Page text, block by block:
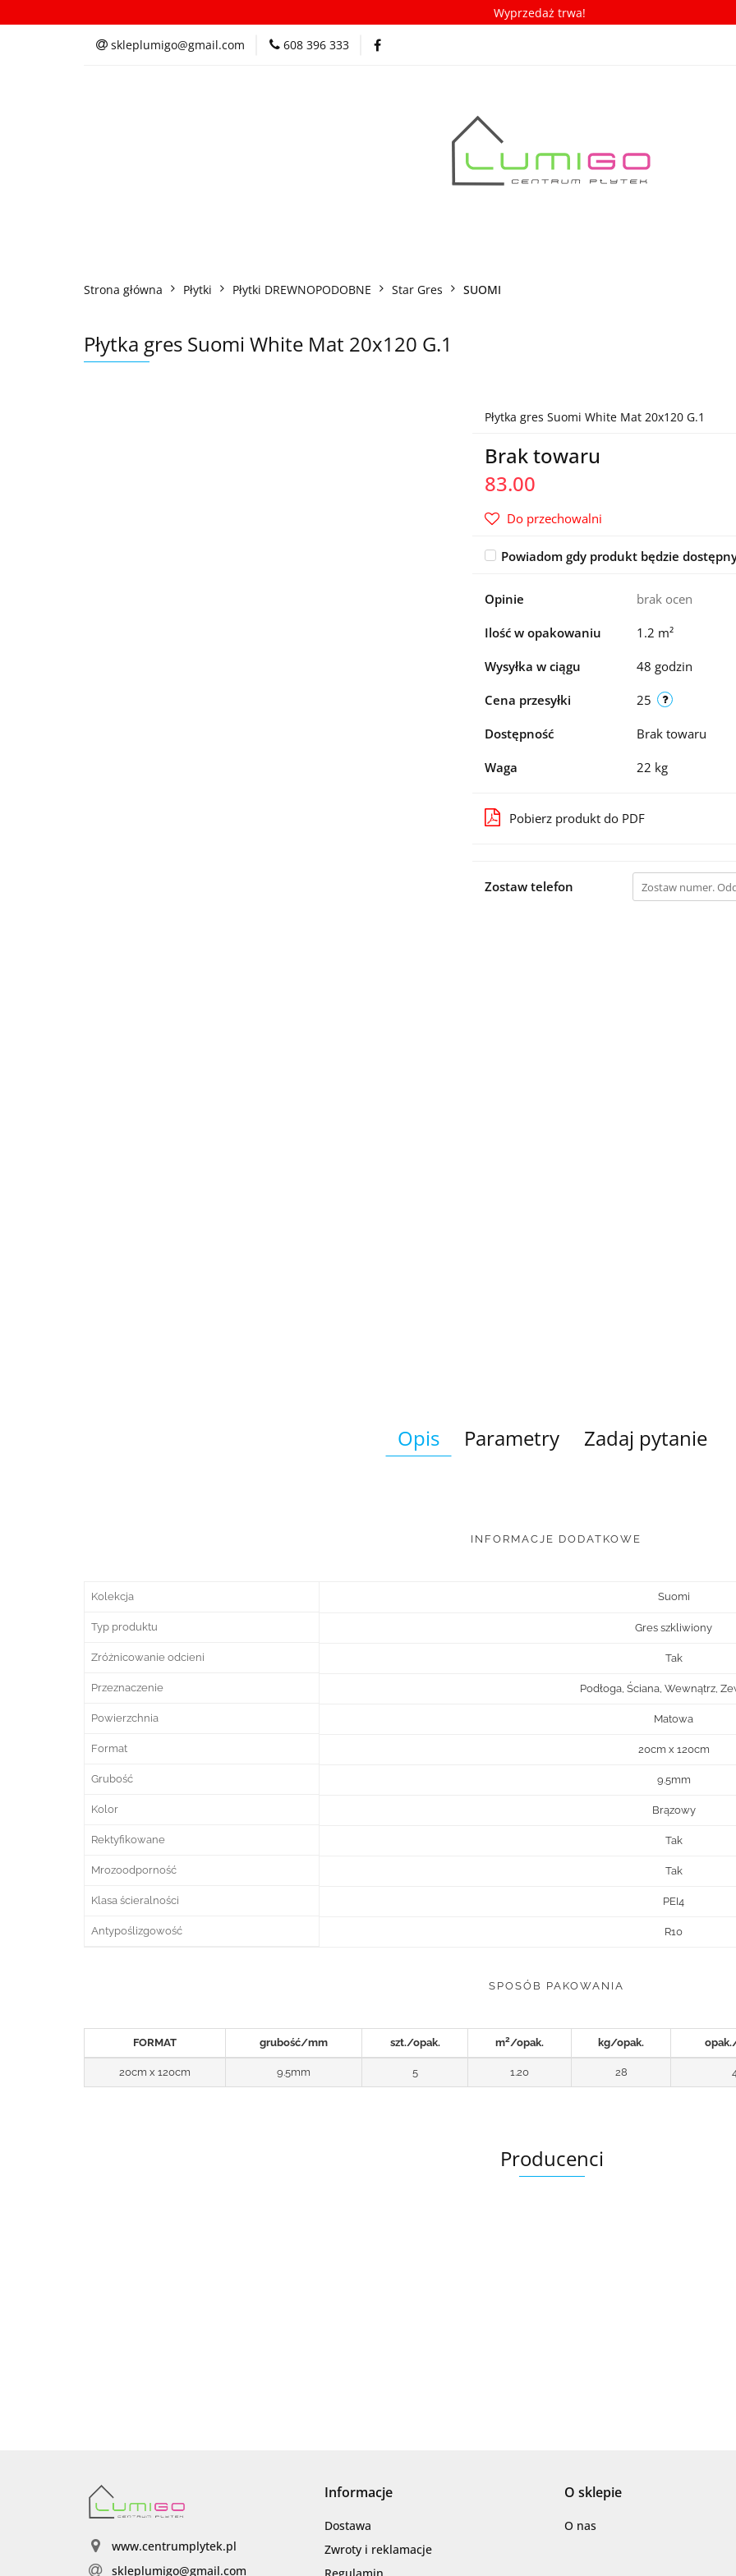
Wyprzedaż trwa!
skleplumigo@gmail.com 608 396 333
Kategorie Inspiracje Porady/ABC płytek Nowości
Strona główna Płytki Płytki DREWNOPODOBNE Star Gres SUOMI
Płytka gres Suomi White Mat 20x120 G.1
Płytka gres Suomi White Mat 20x120 G.1
Brak towaru
83.00
Do przechowalni
Powiadom gdy produkt będzie
Opinie brak ocen
Ilość w opakowaniu 1.2 m²
Wysyłka w ciągu 48 godzin
Cena przesyłki 25
Dostępność Brak towaru
Waga 22 kg
Pobierz produkt do PDF
Zostaw telefon
Opis Parametry Zadaj pytanie
INFORMACJE DODATKOWE
Kolekcja Suomi
Typ produktu Gres szkliwiony
Zróżnicowanie odcieni Tak
Przeznaczenie Podłoga, Ściana, Wewnątrz,
Powierzchnia Matowa
Format 20cm x 120cm
Grubość 9.5mm
Kolor Brązowy
Rektyfikowane Tak
Mrozoodporność Tak
Klasa ścieralności PEI4
Antypoślizgowość R10
SPOSÓB PAKOWANIA
FORMAT grubość/mm szt./opak. m2/opak. kg/opak.
20cm x 120cm 9.5mm 5 1.20 28
Producenci
Barwolf
www.centrumplytek.pl
skleplumigo@gmail.com
Informacje
Dostawa
Zwroty i reklamacje
O sklepie
O nas